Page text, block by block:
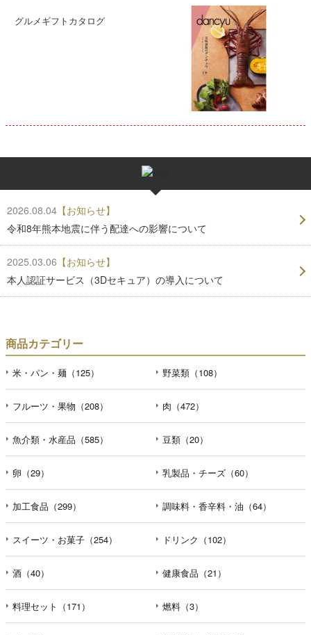
グルメギフトカタログ
2026.08.04 【お知らせ】
令和8年熊本地震に伴う配達への影響について
2025.03.06 【お知らせ】
本人認証サービス（3Dセキュア）の導入について
商品カテゴリー
米・パン・麺（125） 野菜類（108）
フルーツ・果物（208） 肉（472）
魚介類・水産品（585） 豆類（20）
卵（29） 乳製品・チーズ（60）
加工食品（299） 調味料・香辛料・油（64）
スイーツ・お菓子（254） ドリンク（102）
酒（40） 健康食品（21）
料理セット（171） 燃料（3）